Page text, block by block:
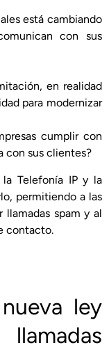
está cambiando
con sus
en realidad
para modernizar
cumplir con
con sus clientes?
Telefonía IP y la
permitiendo a las
llamadas spam y al
contacto.
ley